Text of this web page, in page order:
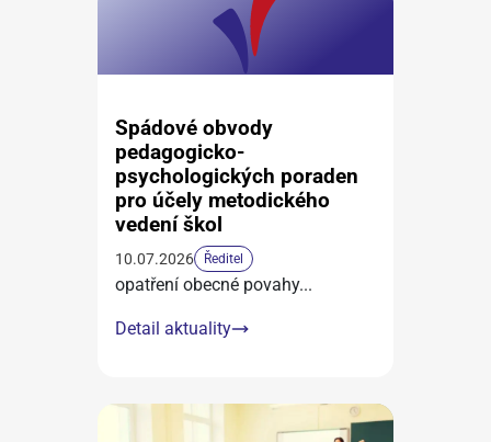
Spádové obvody
pedagogicko-
psychologických poraden
pro účely metodického
vedení škol
10.07.2026 Ředitel
opatření obecné povahy...
Detail aktuality